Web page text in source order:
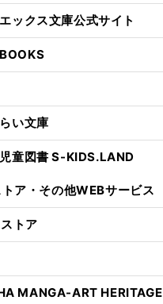
ックス文庫公式サイト
い文庫
童図書 S-KIDS.LAND
ア・ その他WEBサービス
トア
MANGA-ART HERITAGE